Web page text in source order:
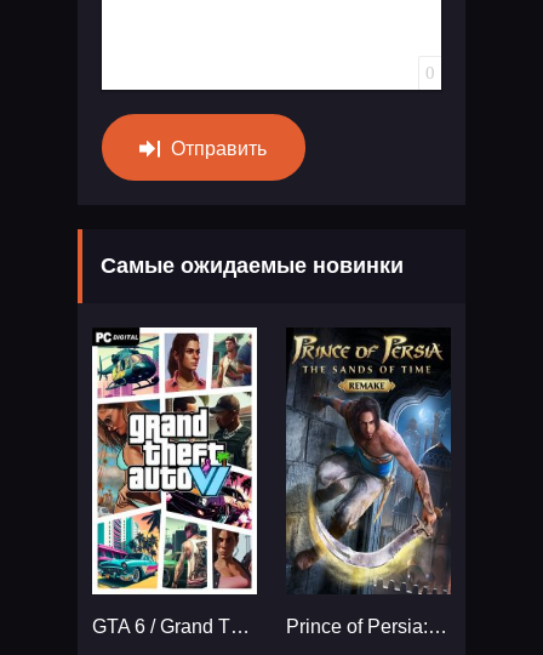
0
Отправить
Самые ожидаемые новинки
GTA 6 / Grand Theft Auto VI Prince of Persia: The Sands